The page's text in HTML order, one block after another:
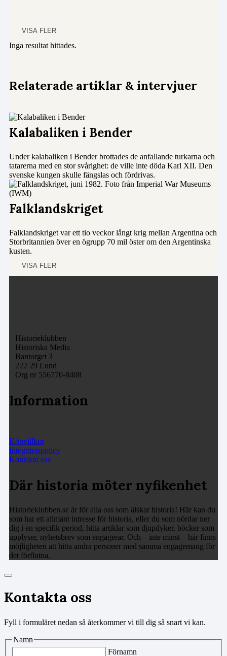
VISA FLER
Inga resultat hittades.
Relaterade artiklar & intervjuer
Kalabaliken i Bender
Under kalabaliken i Bender brottades de anfallande turkarna och
tatarerna med en stor svårighet: de ville inte döda Karl XII. Den
svenske kungen skulle fängslas och fördrivas.
Falklandskriget
Falklandskriget var ett tio veckor långt krig mellan Argentina och
Storbritannien över en ögrupp 70 mil öster om den Argentinska
kusten.
VISA FLER
Historieklubben
Historiska Media
Bantorget 3
222 29 Lund
Org nr 556770-8408
Information
Köpvillkor
Integritetspolicy
Kontakta oss
Där historia möter nyfikenhet
Historieklubben.se är för alla oss som älskar historia! Här kan du
som har ett allmänt intresse för historia, eller du som nördar ner
dig i en specifik period, hitta artiklar som djupdyker, böcker som
upplyser, nyhetsbrev som engagerar. Och – inte minst – här finns
möjligheten att hitta andra personer med samma engagemang för
det förflutna.
Kontakta oss
Fyll i formuläret nedan så återkommer vi till dig så snart vi kan.
Namn
Förnamn